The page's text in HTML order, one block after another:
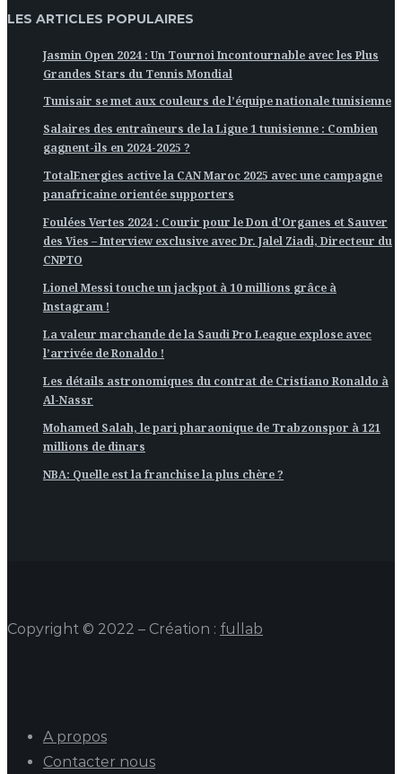
LES ARTICLES POPULAIRES
Jasmin Open 2024 : Un Tournoi Incontournable avec les Plus
Grandes Stars du Tennis Mondial
Tunisair se met aux couleurs de l’équipe nationale tunisienne
Salaires des entraîneurs de la Ligue 1 tunisienne : Combien
gagnent-ils en 2024-2025 ?
TotalEnergies active la CAN Maroc 2025 avec une campagne
panafricaine orientée supporters
Foulées Vertes 2024 : Courir pour le Don d’Organes et Sauver
des Vies – Interview exclusive avec Dr. Jalel Ziadi, Directeur du
CNPTO
Lionel Messi touche un jackpot à 10 millions grâce à
Instagram !
La valeur marchande de la Saudi Pro League explose avec
l’arrivée de Ronaldo !
Les détails astronomiques du contrat de Cristiano Ronaldo à
Al-Nassr
Mohamed Salah, le pari pharaonique de Trabzonspor à 121
millions de dinars
NBA: Quelle est la franchise la plus chère ?
Copyright © 2022 – Création : fullab
A propos
Contacter nous